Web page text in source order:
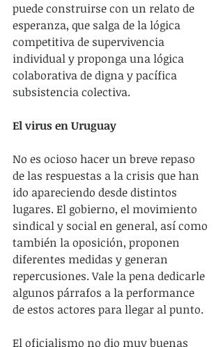
puede construirse con un relato de
esperanza, que salga de la lógica
competitiva de supervivencia
individual y proponga una lógica
colaborativa de digna y pacífica
subsistencia colectiva.
El virus en Uruguay
No es ocioso hacer un breve repaso
de las respuestas a la crisis que han
ido apareciendo desde distintos
lugares. El gobierno, el movimiento
sindical y social en general, así como
también la oposición, proponen
diferentes medidas y generan
repercusiones. Vale la pena dedicarle
algunos párrafos a la performance
de estos actores para llegar al punto.
El oficialismo no dio muy buenas